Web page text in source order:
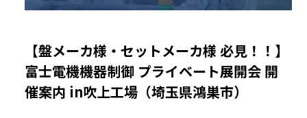
【盤メーカ様・セットメーカ様 必見！！】
富士電機機器制御 プライベート展開会 開
催案内 in吹上工場（埼玉県鴻巣市）